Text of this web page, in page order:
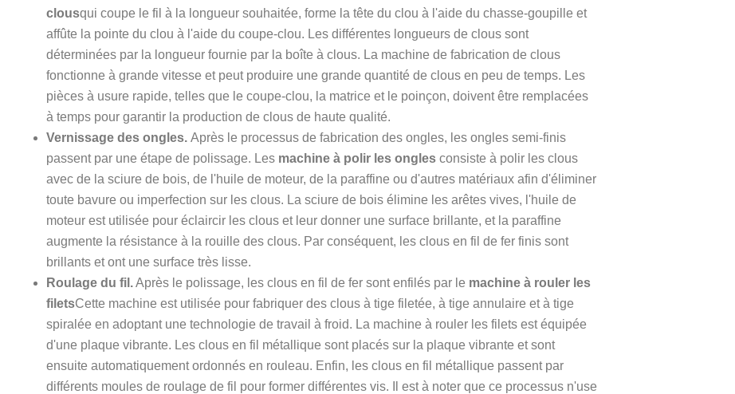
clousqui coupe le fil à la longueur souhaitée, forme la tête du clou à l'aide du chasse-goupille et
affûte la pointe du clou à l'aide du coupe-clou. Les différentes longueurs de clous sont
déterminées par la longueur fournie par la boîte à clous. La machine de fabrication de clous
fonctionne à grande vitesse et peut produire une grande quantité de clous en peu de temps. Les
pièces à usure rapide, telles que le coupe-clou, la matrice et le poinçon, doivent être remplacées
à temps pour garantir la production de clous de haute qualité.
Vernissage des ongles. Après le processus de fabrication des ongles, les ongles semi-finis
passent par une étape de polissage. Les machine à polir les ongles consiste à polir les clous
avec de la sciure de bois, de l'huile de moteur, de la paraffine ou d'autres matériaux afin d'éliminer
toute bavure ou imperfection sur les clous. La sciure de bois élimine les arêtes vives, l'huile de
moteur est utilisée pour éclaircir les clous et leur donner une surface brillante, et la paraffine
augmente la résistance à la rouille des clous. Par conséquent, les clous en fil de fer finis sont
brillants et ont une surface très lisse.
Roulage du fil.Après le polissage, les clous en fil de fer sont enfilés par le machine à rouler les
filetsCette machine est utilisée pour fabriquer des clous à tige filetée, à tige annulaire et à tige
spiralée en adoptant une technologie de travail à froid. La machine à rouler les filets est équipée
d'une plaque vibrante. Les clous en fil métallique sont placés sur la plaque vibrante et sont
ensuite automatiquement ordonnés en rouleau. Enfin, les clous en fil métallique passent par
différents moules de roulage de fil pour former différentes vis. Il est à noter que ce processus n'use